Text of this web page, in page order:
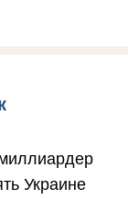
Украине